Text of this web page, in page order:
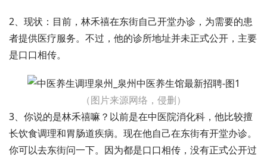
2、现状：目前，林禾禧在东街自己开堂办诊，为需要的患
者提供医疗服务。不过，他的诊所地址并未正式公开，主要
是口口相传。
（图片来源网络，侵删）
3、你说的是林禾禧嘛？以前是在中医院消化科，他比较擅
长饮食调理和胃肠道疾病。现在他自己在东街有开堂办诊。
你可以去东街问一下。因为都是口口相传，没有正式公开过